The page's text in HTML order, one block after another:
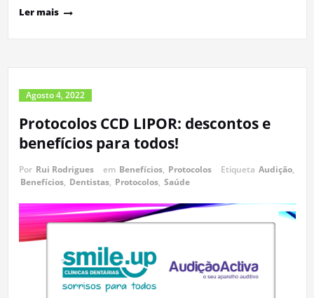
Ler mais
Agosto 4, 2022
Protocolos CCD LIPOR: descontos e
benefícios para todos!
Por Rui Rodrigues em Benefícios, Protocolos Etiqueta Audição,
Benefícios, Dentistas, Protocolos, Saúde